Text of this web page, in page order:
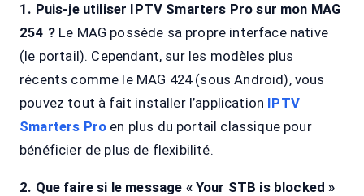
1. Puis-je utiliser IPTV Smarters Pro sur mon MAG
254 ?Le MAG possède sa propre interface native
(le portail). Cependant, sur les modèles plus
récents comme le MAG 424 (sous Android), vous
pouvez tout à fait installer l’application IPTV
Smarters Pro en plus du portail classique pour
bénéficier de plus de flexibilité.
2. Que faire si le message « Your STB is blocked »